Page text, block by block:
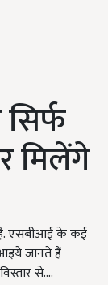
मिलेंगे
एसबीआई के कई
जानते हैं
से....